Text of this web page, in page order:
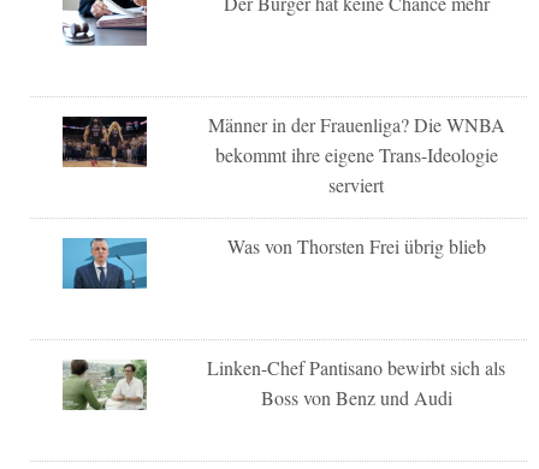
Männer in der Frauenliga? Die WNBA
bekommt ihre eigene Trans-Ideologie
serviert
Was von Thorsten Frei übrig blieb
Linken-Chef Pantisano bewirbt sich als
Boss von Benz und Audi